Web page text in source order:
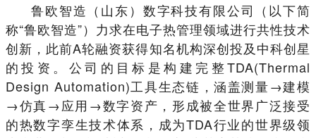
鲁欧智造（山东）数字科技有限公司（以下简
称“鲁欧智造”）力求在电子热管理领域进行共性技术
创新，此前A轮融资获得知名机构深创投及中科创星
的投资。公司的目标是构建完整TDA(Thermal
Design Automation)工具生态链，涵盖测量→建模
→仿真→应用→数字资产，形成被全世界广泛接受
的热数字孪生技术体系，成为TDA行业的世界级领